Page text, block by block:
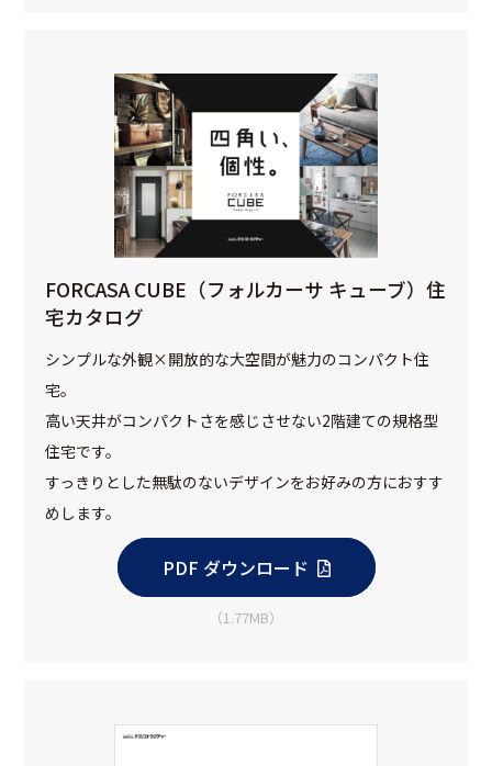
FORCASA CUBE（フォルカーサ キューブ）住
宅カタログ
シンプルな外観×開放的な大空間が魅力のコンパクト住
宅。
高い天井がコンパクトさを感じさせない2階建ての規格型
住宅です。
すっきりとした無駄のないデザインをお好みの方におすす
めします。
PDF ダウンロード
（1.77MB）